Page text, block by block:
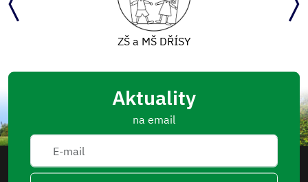
ZŠ a MŠ DŘÍSY
Aktuality
na email